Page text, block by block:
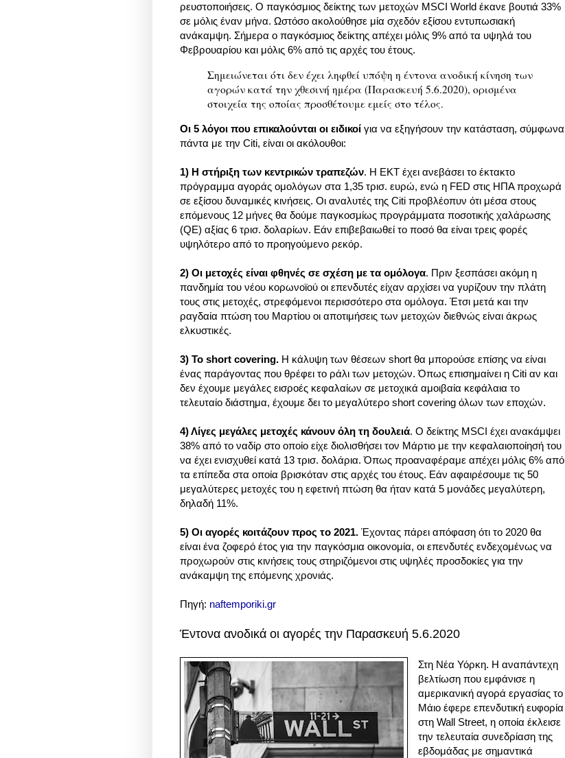
ρευστοποιήσεις. Ο παγκόσμιος δείκτης των μετοχών MSCI World έκανε βουτιά 33%
σε μόλις έναν μήνα. Ωστόσο ακολούθησε μία σχεδόν εξίσου εντυπωσιακή
ανάκαμψη. Σήμερα ο παγκόσμιος δείκτης απέχει μόλις 9% από τα υψηλά του
Φεβρουαρίου και μόλις 6% από τις αρχές του έτους.
Σημειώνεται ότι δεν έχει ληφθεί υπόψη η έντονα ανοδική κίνηση των
αγορών κατά την χθεσινή ημέρα (Παρασκευή 5.6.2020), ορισμένα
στοιχεία της οποίας προσθέτουμε εμείς στο τέλος.
Οι 5 λόγοι που επικαλούνται οι ειδικοί για να εξηγήσουν την κατάσταση, σύμφωνα
πάντα με την Citi, είναι οι ακόλουθοι:
1) Η στήριξη των κεντρικών τραπεζών. Η EKT έχει ανεβάσει το έκτακτο
πρόγραμμα αγοράς ομολόγων στα 1,35 τρισ. ευρώ, ενώ η FED στις ΗΠΑ προχωρά
σε εξίσου δυναμικές κινήσεις. Οι αναλυτές της Citi προβλέοπυν ότι μέσα στους
επόμενους 12 μήνες θα δούμε παγκοσμίως προγράμματα ποσοτικής χαλάρωσης
(QE) αξίας 6 τρισ. δολαρίων. Εάν επιβεβαιωθεί το ποσό θα είναι τρεις φορές
υψηλότερο από το προηγούμενο ρεκόρ.
2) Οι μετοχές είναι φθηνές σε σχέση με τα ομόλογα. Πριν ξεσπάσει ακόμη η
πανδημία του νέου κορωνοϊού οι επενδυτές είχαν αρχίσει να γυρίζουν την πλάτη
τους στις μετοχές, στρεφόμενοι περισσότερο στα ομόλογα. Έτσι μετά και την
ραγδαία πτώση του Μαρτίου οι αποτιμήσεις των μετοχών διεθνώς είναι άκρως
ελκυστικές.
3) Το short covering. H κάλυψη των θέσεων short θα μπορούσε επίσης να είναι
ένας παράγοντας που θρέφει το ράλι των μετοχών. Όπως επισημαίνει η Citi αν και
δεν έχουμε μεγάλες εισροές κεφαλαίων σε μετοχικά αμοιβαία κεφάλαια το
τελευταίο διάστημα, έχουμε δει το μεγαλύτερο short covering όλων των εποχών.
4) Λίγες μεγάλες μετοχές κάνουν όλη τη δουλειά. Ο δείκτης MSCI έχει ανακάμψει
38% από το ναδίρ στο οποίο είχε διολισθήσει τον Μάρτιο με την κεφαλαιοποίησή του
να έχει ενισχυθεί κατά 13 τρισ. δολάρια. Όπως προαναφέραμε απέχει μόλις 6% από
τα επίπεδα στα οποία βρισκόταν στις αρχές του έτους. Εάν αφαιρέσουμε τις 50
μεγαλύτερες μετοχές του η εφετινή πτώση θα ήταν κατά 5 μονάδες μεγαλύτερη,
δηλαδή 11%.
5) Οι αγορές κοιτάζουν προς το 2021. Έχοντας πάρει απόφαση ότι το 2020 θα
είναι ένα ζοφερό έτος για την παγκόσμια οικονομία, οι επενδυτές ενδεχομένως να
προχωρούν στις κινήσεις τους στηριζόμενοι στις υψηλές προσδοκίες για την
ανάκαμψη της επόμενης χρονιάς.
Πηγή: naftemporiki.gr
Έντονα ανοδικά οι αγορές την Παρασκευή 5.6.2020
Στη Νέα Υόρκη. Η αναπάντεχη
βελτίωση που εμφάνισε η
αμερικανική αγορά εργασίας το
Μάιο έφερε επενδυτική ευφορία
στη Wall Street, η οποία έκλεισε
την τελευταία συνεδρίαση της
εβδομάδας με σημαντικά